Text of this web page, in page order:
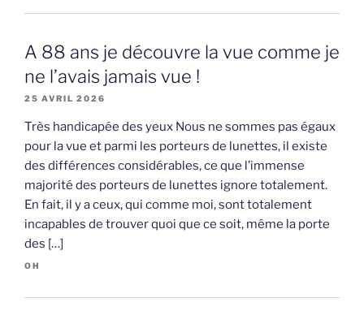
A 88 ans je découvre la vue comme je
ne l’avais jamais vue !
25 AVRIL 2026
Très handicapée des yeux Nous ne sommes pas égaux
pour la vue et parmi les porteurs de lunettes, il existe
des différences considérables, ce que l’immense
majorité des porteurs de lunettes ignore totalement.
En fait, il y a ceux, qui comme moi, sont totalement
incapables de trouver quoi que ce soit, même la porte
des […]
OH